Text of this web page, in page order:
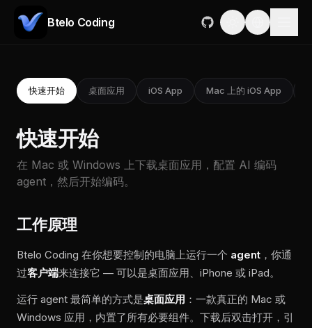
Btelo Coding
快速开始 桌面应用 iOS App Mac 上的 iOS App
快速开始
在 Mac 或 Windows 上下载桌面应用，配置 AI 编码
agent，然后开始编码。
工作原理
Btelo Coding 在你想要控制的电脑上运行一个 agent ，你通
过客户端来连接它 — 可以是桌面应用、iPhone 或 iPad。
运行 agent 最简单的方式是桌面应用 ：一款真正的 Mac 或
Windows 应用，内置了所有必要组件。下载后双击打开，引